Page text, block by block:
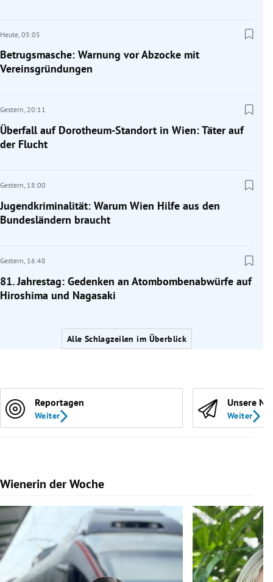
Heute, 05:05
Betrugsmasche: Warnung vor Abzocke mit
Vereinsgründungen
Gestern, 20:11
Überfall auf Dorotheum-Standort in Wien: Täter auf
der Flucht
Gestern, 18:00
Jugendkriminalität: Warum Wien Hilfe aus den
Bundesländern braucht
Gestern, 16:48
81. Jahrestag: Gedenken an Atombombenabwürfe auf
Hiroshima und Nagasaki
Alle Schlagzeilen im Überblick
Reportagen
Weiter
Unsere
Weiter
Wienerin der Woche
Slide 1 von 7